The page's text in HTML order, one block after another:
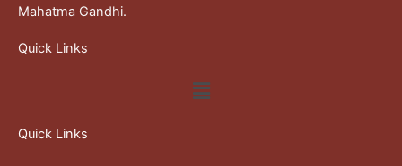
Mahatma Gandhi.
Quick Links
Menu
Quick Links